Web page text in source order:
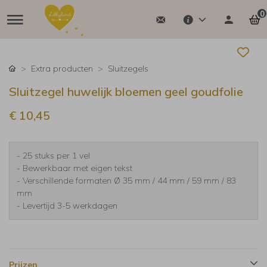
0
Extra producten Sluitzegels
Sluitzegel huwelijk bloemen geel goudfolie
€ 10,45
- 25 stuks per 1 vel
- Bewerkbaar met eigen tekst
- Verschillende formaten Ø 35 mm / 44 mm / 59 mm / 83
mm
- Levertijd 3-5 werkdagen
Prijzen